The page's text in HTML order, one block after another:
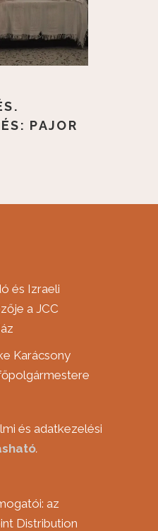
PAJOR
és Izraeli
a JCC
Karácsony
és adatkezelési
.
az
Distribution